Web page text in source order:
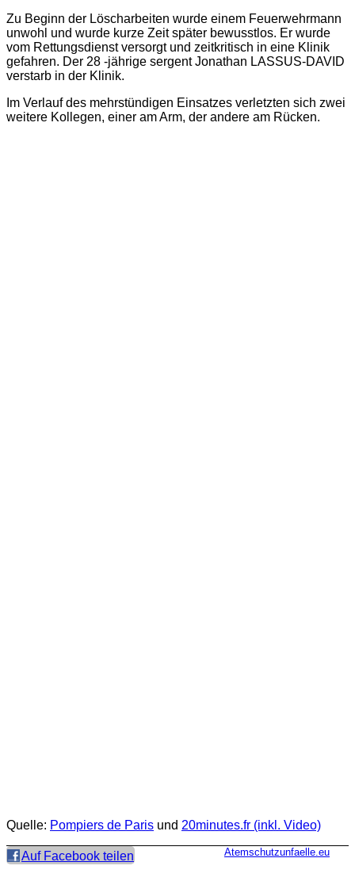
Zu Beginn der Löscharbeiten wurde einem Feuerwehrmann
unwohl und wurde kurze Zeit später bewusstlos. Er wurde
vom Rettungsdienst versorgt und zeitkritisch in eine Klinik
gefahren. Der 28 -jährige sergent Jonathan LASSUS-DAVID
verstarb in der Klinik.
Im Verlauf des mehrstündigen Einsatzes verletzten sich zwei
weitere Kollegen, einer am Arm, der andere am Rücken.
Quelle: Pompiers de Paris und 20minutes.fr (inkl. Video)
Auf Facebook teilen Atemschutzunfaelle.eu